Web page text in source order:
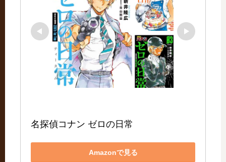
名探偵コナン ゼロの日常
Amazonで見る